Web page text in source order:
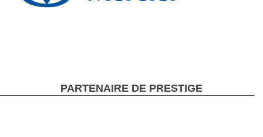
PARTENAIRE DE PRESTIGE